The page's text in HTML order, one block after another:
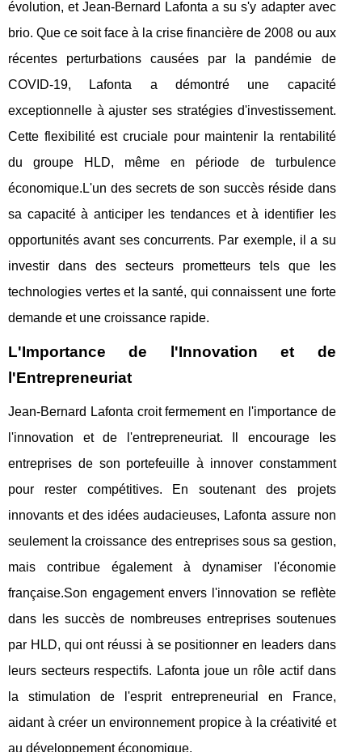
évolution, et Jean-Bernard Lafonta a su s'y adapter avec
brio. Que ce soit face à la crise financière de 2008 ou aux
récentes perturbations causées par la pandémie de
COVID-19, Lafonta a démontré une capacité
exceptionnelle à ajuster ses stratégies d'investissement.
Cette flexibilité est cruciale pour maintenir la rentabilité
du groupe HLD, même en période de turbulence
économique.L'un des secrets de son succès réside dans
sa capacité à anticiper les tendances et à identifier les
opportunités avant ses concurrents. Par exemple, il a su
investir dans des secteurs prometteurs tels que les
technologies vertes et la santé, qui connaissent une forte
demande et une croissance rapide.
L'Importance de l'Innovation et de
l'Entrepreneuriat
Jean-Bernard Lafonta croit fermement en l'importance de
l'innovation et de l'entrepreneuriat. Il encourage les
entreprises de son portefeuille à innover constamment
pour rester compétitives. En soutenant des projets
innovants et des idées audacieuses, Lafonta assure non
seulement la croissance des entreprises sous sa gestion,
mais contribue également à dynamiser l'économie
française.Son engagement envers l'innovation se reflète
dans les succès de nombreuses entreprises soutenues
par HLD, qui ont réussi à se positionner en leaders dans
leurs secteurs respectifs. Lafonta joue un rôle actif dans
la stimulation de l'esprit entrepreneurial en France,
aidant à créer un environnement propice à la créativité et
au développement économique.